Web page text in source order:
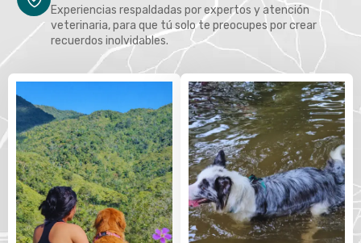
Experiencias respaldadas por expertos y atención
veterinaria, para que tú solo te preocupes por crear
recuerdos inolvidables.